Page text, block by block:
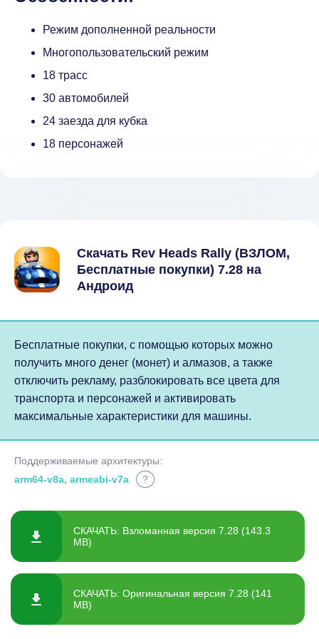
Режим дополненной реальности
Многопользовательский режим
18 трасс
30 автомобилей
24 заезда для кубка
18 персонажей
Скачать Rev Heads Rally (ВЗЛОМ,
Бесплатные покупки) 7.28 на
Андроид
Бесплатные покупки, с помощью которых можно
получить много денег (монет) и алмазов, а также
отключить рекламу, разблокировать все цвета для
транспорта и персонажей и активировать
максимальные характеристики для машины.
Поддерживаемые архитектуры:
arm64-v8a, armeabi-v7a
?
СКАЧАТЬ: Взломанная версия 7.28 (143.3
MB)
СКАЧАТЬ: Оригинальная версия 7.28 (141
MB)